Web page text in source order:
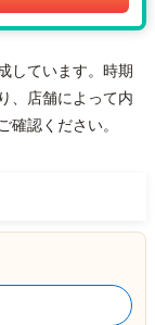
しています。時期
、店舗によって内
認ください。